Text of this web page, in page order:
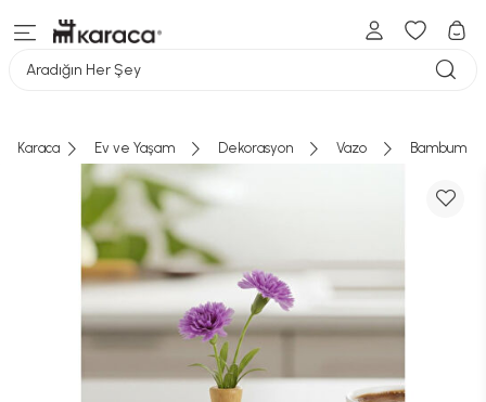
Aradığın Her Şey
Karaca Ev ve Yaşam Dekorasyon Vazo Bambum